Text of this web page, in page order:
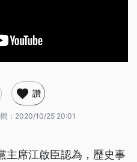
讚
： 2020/10/25 20:01
主席江啟臣認為，歷史事